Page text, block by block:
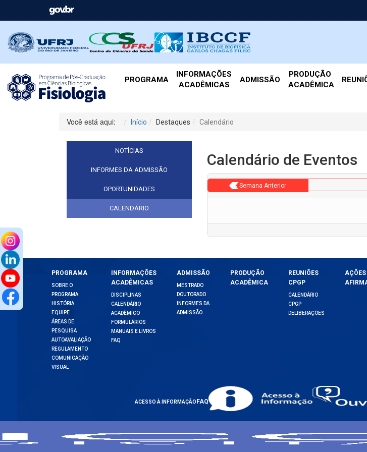
PROGRAMA
INFORMAÇÕES
ACADÊMICAS
ADMISSÃO
PRODUÇÃO
ACADÊMICA
Você está aqui: Início Destaques Calendário
NOTÍCIAS
INFORMES DA ADMISSÃO
OPORTUNIDADES
CALENDÁRIO
Calendário de Eventos
< Semana Anterior
PROGRAMA
SOBRE O
PROGRAMA
HISTÓRIA
EQUIPE
ÁREAS DE
PESQUISA
AUTOAVALIAÇÃO
REGULAMENTO
COMUNICAÇÃO
VISUAL
INFORMAÇÕES
ACADÊMICAS
DISCIPLINAS
CALENDÁRIO
ACADÊMICO
FORMULÁRIOS
MANUAIS E LIVROS
FAQ
ADMISSÃO
MESTRADO
DOUTORADO
INFORMES DA
ADMISSÃO
PRODUÇÃO
ACADÊMICA
REUNIÕES
CPGP
CALENDÁRIO
CPGP
DELIBERAÇÕES
AÇÕES
ACESSO À INFORMAÇÃOFAQ